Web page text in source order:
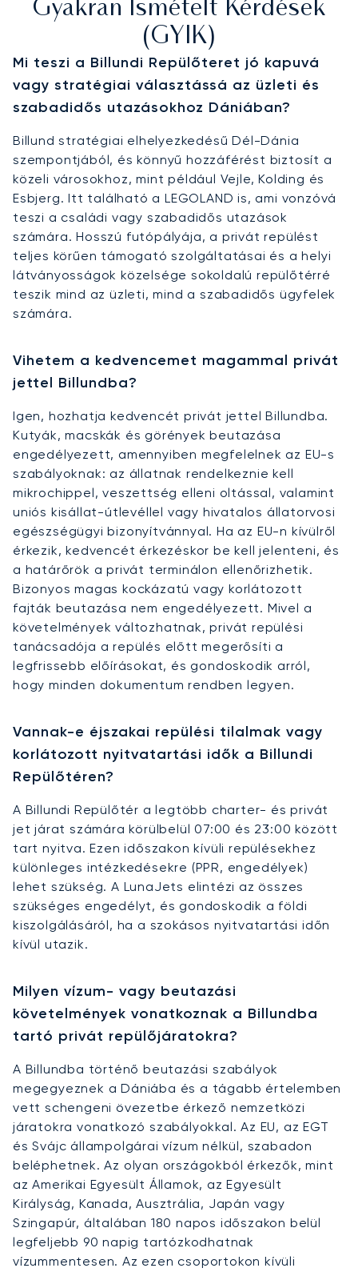
Gyakran Ismételt Kérdések
(GYIK)
Mi teszi a Billundi Repülőteret jó kapuvá
vagy stratégiai választássá az üzleti és
szabadidős utazásokhoz Dániában?
Billund stratégiai elhelyezkedésű Dél-Dánia
szempontjából, és könnyű hozzáférést biztosít a
közeli városokhoz, mint például Vejle, Kolding és
Esbjerg. Itt található a LEGOLAND is, ami vonzóvá
teszi a családi vagy szabadidős utazások
számára. Hosszú futópályája, a privát repülést
teljes körűen támogató szolgáltatásai és a helyi
látványosságok közelsége sokoldalú repülőtérré
teszik mind az üzleti, mind a szabadidős ügyfelek
számára.
Vihetem a kedvencemet magammal privát
jettel Billundba?
Igen, hozhatja kedvencét privát jettel Billundba.
Kutyák, macskák és görények beutazása
engedélyezett, amennyiben megfelelnek az EU-s
szabályoknak: az állatnak rendelkeznie kell
mikrochippel, veszettség elleni oltással, valamint
uniós kisállat-útlevéllel vagy hivatalos állatorvosi
egészségügyi bizonyítvánnyal. Ha az EU-n kívülről
érkezik, kedvencét érkezéskor be kell jelenteni, és
a határőrök a privát terminálon ellenőrizhetik.
Bizonyos magas kockázatú vagy korlátozott
fajták beutazása nem engedélyezett. Mivel a
követelmények változhatnak, privát repülési
tanácsadója a repülés előtt megerősíti a
legfrissebb előírásokat, és gondoskodik arról,
hogy minden dokumentum rendben legyen.
Vannak-e éjszakai repülési tilalmak vagy
korlátozott nyitvatartási idők a Billundi
Repülőtéren?
A Billundi Repülőtér a legtöbb charter- és privát
jet járat számára körülbelül 07:00 és 23:00 között
tart nyitva. Ezen időszakon kívüli repülésekhez
különleges intézkedésekre (PPR, engedélyek)
lehet szükség. A LunaJets elintézi az összes
szükséges engedélyt, és gondoskodik a földi
kiszolgálásáról, ha a szokásos nyitvatartási időn
kívül utazik.
Milyen vízum- vagy beutazási
követelmények vonatkoznak a Billundba
tartó privát repülőjáratokra?
A Billundba történő beutazási szabályok
megegyeznek a Dániába és a tágabb értelemben
vett schengeni övezetbe érkező nemzetközi
járatokra vonatkozó szabályokkal. Az EU, az EGT
és Svájc állampolgárai vízum nélkül, szabadon
beléphetnek. Az olyan országokból érkezők, mint
az Amerikai Egyesült Államok, az Egyesült
Királyság, Kanada, Ausztrália, Japán vagy
Szingapúr, általában 180 napos időszakon belül
legfeljebb 90 napig tartózkodhatnak
vízummentesen. Az ezen csoportokon kívüli